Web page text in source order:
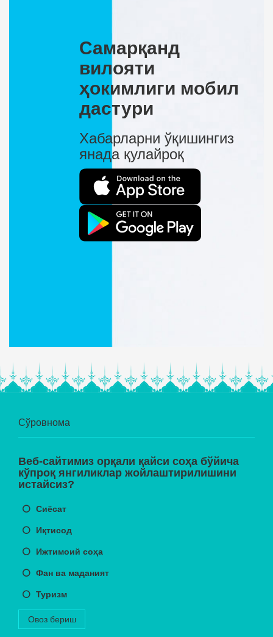
Самарқанд
вилояти
ҳокимлиги мобил
дастури
Хабарларни ўқишингиз
янада қулайроқ
Сўровнома
Веб-сайтимиз орқали қайси соҳа бўйича
кўпроқ янгиликлар жойлаштирилишини
истайсиз?
Сиёсат
Иқтисод
Ижтимоий соҳа
Фан ва маданият
Туризм
Овоз бериш